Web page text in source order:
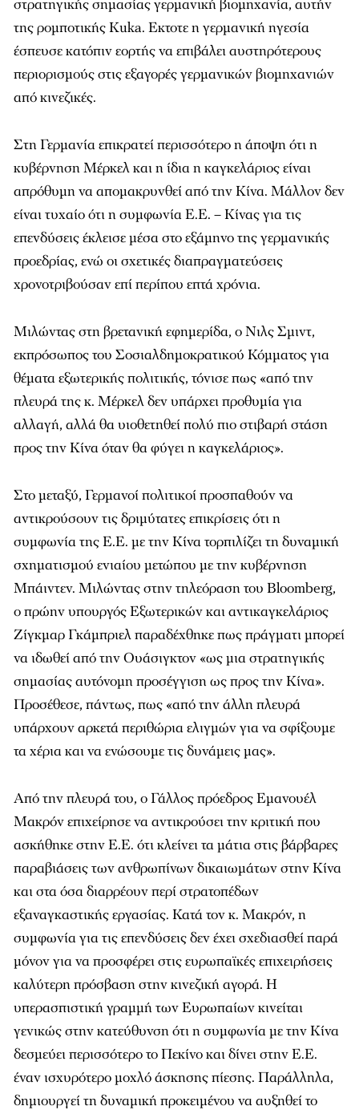
στρατηγικής σημασίας γερμανική βιομηχανία, αυτήν
της ρομποτικής Kuka. Εκτοτε η γερμανική ηγεσία
έσπευσε κατόπιν εορτής να επιβάλει αυστηρότερους
περιορισμούς στις εξαγορές γερμανικών βιομηχανιών
από κινεζικές.
Στη Γερμανία επικρατεί περισσότερο η άποψη ότι η
κυβέρνηση Μέρκελ και η ίδια η καγκελάριος είναι
απρόθυμη να απομακρυνθεί από την Κίνα. Μάλλον δεν
είναι τυχαίο ότι η συμφωνία Ε.Ε. – Κίνας για τις
επενδύσεις έκλεισε μέσα στο εξάμηνο της γερμανικής
προεδρίας, ενώ οι σχετικές διαπραγματεύσεις
χρονοτριβούσαν επί περίπου επτά χρόνια.
Μιλώντας στη βρετανική εφημερίδα, ο Νιλς Σμιντ,
εκπρόσωπος του Σοσιαλδημοκρατικού Κόμματος για
θέματα εξωτερικής πολιτικής, τόνισε πως «από την
πλευρά της κ. Μέρκελ δεν υπάρχει προθυμία για
αλλαγή, αλλά θα υιοθετηθεί πολύ πιο στιβαρή στάση
προς την Κίνα όταν θα φύγει η καγκελάριος».
Στο μεταξύ, Γερμανοί πολιτικοί προσπαθούν να
αντικρούσουν τις δριμύτατες επικρίσεις ότι η
συμφωνία της Ε.Ε. με την Κίνα τορπιλίζει τη δυναμική
σχηματισμού ενιαίου μετώπου με την κυβέρνηση
Μπάιντεν. Μιλώντας στην τηλεόραση του Bloomberg,
ο πρώην υπουργός Εξωτερικών και αντικαγκελάριος
Ζίγκμαρ Γκάμπριελ παραδέχθηκε πως πράγματι μπορεί
να ιδωθεί από την Ουάσιγκτον «ως μια στρατηγικής
σημασίας αυτόνομη προσέγγιση ως προς την Κίνα».
Προσέθεσε, πάντως, πως «από την άλλη πλευρά
υπάρχουν αρκετά περιθώρια ελιγμών για να σφίξουμε
τα χέρια και να ενώσουμε τις δυνάμεις μας».
Από την πλευρά του, ο Γάλλος πρόεδρος Εμανουέλ
Μακρόν επιχείρησε να αντικρούσει την κριτική που
ασκήθηκε στην Ε.Ε. ότι κλείνει τα μάτια στις βάρβαρες
παραβιάσεις των ανθρωπίνων δικαιωμάτων στην Κίνα
και στα όσα διαρρέουν περί στρατοπέδων
εξαναγκαστικής εργασίας. Κατά τον κ. Μακρόν, η
συμφωνία για τις επενδύσεις δεν έχει σχεδιασθεί παρά
μόνον για να προσφέρει στις ευρωπαϊκές επιχειρήσεις
καλύτερη πρόσβαση στην κινεζική αγορά. Η
υπερασπιστική γραμμή των Ευρωπαίων κινείται
γενικώς στην κατεύθυνση ότι η συμφωνία με την Κίνα
δεσμεύει περισσότερο το Πεκίνο και δίνει στην Ε.Ε.
έναν ισχυρότερο μοχλό άσκησης πίεσης. Παράλληλα,
δημιουργεί τη δυναμική προκειμένου να αυξηθεί το